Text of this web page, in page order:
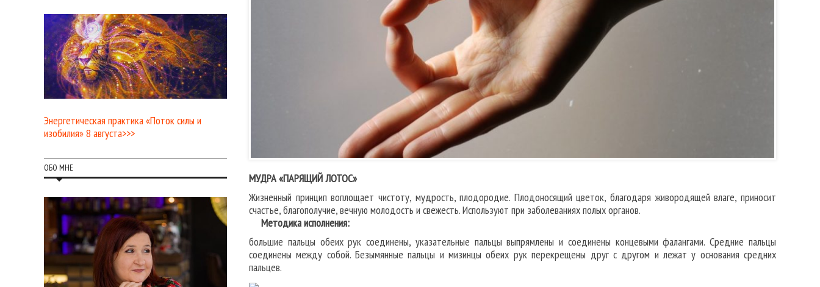
МУДРА «ПАРЯЩИЙ ЛОТОС»
Жизненный принцип воплощает чистоту, мудрость, плодородие. Плодоносящий цветок, благодаря живородящей влаге, приносит
счастье, благополучие, вечную молодость и свежесть. Используют при заболеваниях полых органов.
Методика исполнения:
большие пальцы обеих рук соединены, указательные пальцы выпрямлены и соединены концевыми фалангами. Средние пальцы
соединены между собой. Безымянные пальцы и мизинцы обеих рук перекрещены друг с другом и лежат у основания средних
пальцев.
Энергетическая практика «Поток силы и
изобилия» 8 августа>>>
ОБО МНЕ